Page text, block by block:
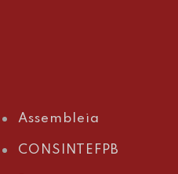
Assembleia
CONSINTEFPB